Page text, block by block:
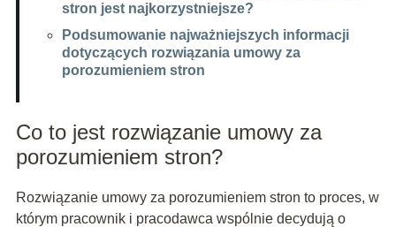
stron jest najkorzystniejsze?
Podsumowanie najważniejszych informacji
dotyczących rozwiązania umowy za
porozumieniem stron
Co to jest rozwiązanie umowy za
porozumieniem stron?
Rozwiązanie umowy za porozumieniem stron to proces, w
którym pracownik i pracodawca wspólnie decydują o